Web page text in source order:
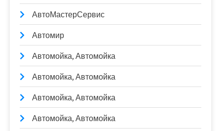
АвтоМастерСервис
Автомир
Автомойка, Автомойка
Автомойка, Автомойка
Автомойка, Автомойка
Автомойка, Автомойка